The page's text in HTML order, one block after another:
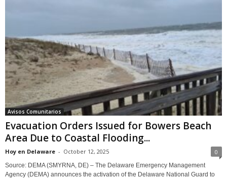
Avisos Comunitarios
Evacuation Orders Issued for Bowers Beach
Area Due to Coastal Flooding...
Hoy en Delaware - October 12, 2025 0
Source: DEMA (SMYRNA, DE) – The Delaware Emergency Management
Agency (DEMA) announces the activation of the Delaware National Guard to